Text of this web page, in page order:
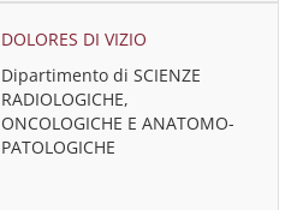
DOLORES DI VIZIO
Dipartimento di SCIENZE
RADIOLOGICHE,
ONCOLOGICHE E ANATOMO-
PATOLOGICHE